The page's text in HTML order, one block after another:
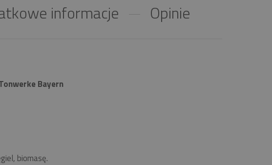
informacje Opinie
Bayern
biomasę.